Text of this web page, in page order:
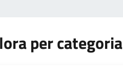
per categoria